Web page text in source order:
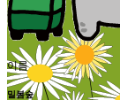
이름
밀봄숲